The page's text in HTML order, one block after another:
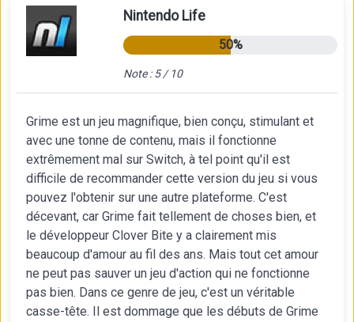
Nintendo Life
50%
Note : 5 / 10
Grime est un jeu magnifique, bien conçu, stimulant et
avec une tonne de contenu, mais il fonctionne
extrêmement mal sur Switch, à tel point qu'il est
difficile de recommander cette version du jeu si vous
pouvez l'obtenir sur une autre plateforme. C'est
décevant, car Grime fait tellement de choses bien, et
le développeur Clover Bite y a clairement mis
beaucoup d'amour au fil des ans. Mais tout cet amour
ne peut pas sauver un jeu d'action qui ne fonctionne
pas bien. Dans ce genre de jeu, c'est un véritable
casse-tête. Il est dommage que les débuts de Grime